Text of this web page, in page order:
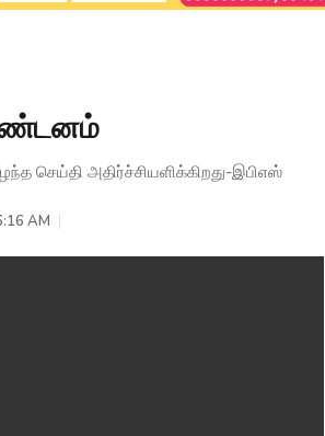
செய்தி அதிர்ச்சியளிக்கிறது-இபிஎஸ்
AM